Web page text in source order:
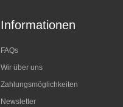
Informationen
FAQs
Wir über uns
Zahlungsmöglichkeiten
Newsletter